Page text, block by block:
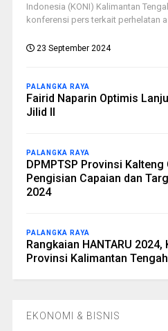
Indonesia (KONI) Kalimantan
konferensi pers terkait perhelatan a
23 September 2024
PALANGKA RAYA
Fairid Naparin Optimis
Jilid II
PALANGKA RAYA
DPMPTSP Provinsi
Pengisian Capaian dan
2024
PALANGKA RAYA
Rangkaian HANTARU
Provinsi Kalimantan
EKONOMI & BISNIS